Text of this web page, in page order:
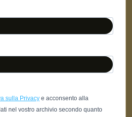
sulla Privacy e acconsento alla
nel vostro archivio secondo quanto